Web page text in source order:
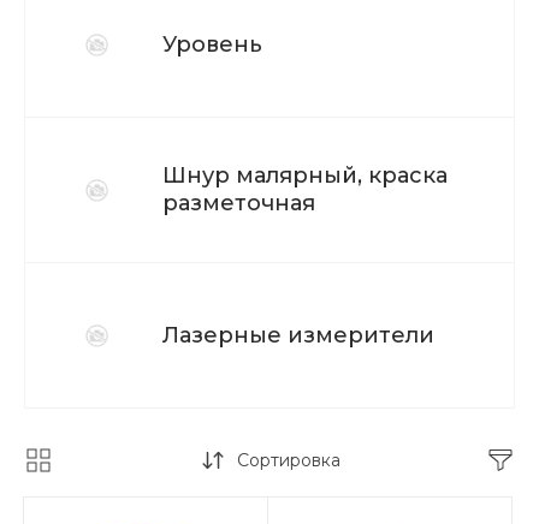
Уровень
Шнур малярный, краска
разметочная
Лазерные измерители
Сортировка